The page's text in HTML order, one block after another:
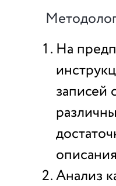
На
записей
Анализ